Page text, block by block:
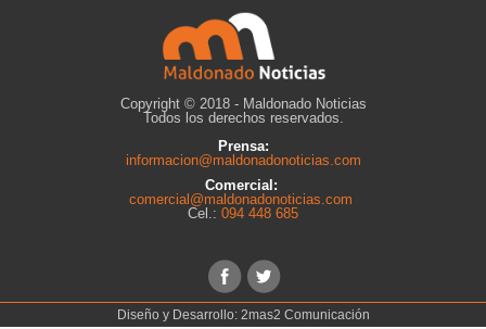
Copyright © 2018 - Maldonado Noticias
Todos los derechos reservados.
Prensa:
informacion@maldonadonoticias.com
Comercial:
comercial@maldonadonoticias.com
Cel.: 094 448 685
Diseño y Desarrollo: 2mas2 Comunicación